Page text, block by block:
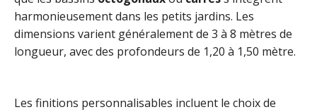
harmonieusement dans les petits jardins. Les
dimensions varient généralement de 3 à 8 mètres de
longueur, avec des profondeurs de 1,20 à 1,50 mètre.
Les finitions personnalisables incluent le choix de